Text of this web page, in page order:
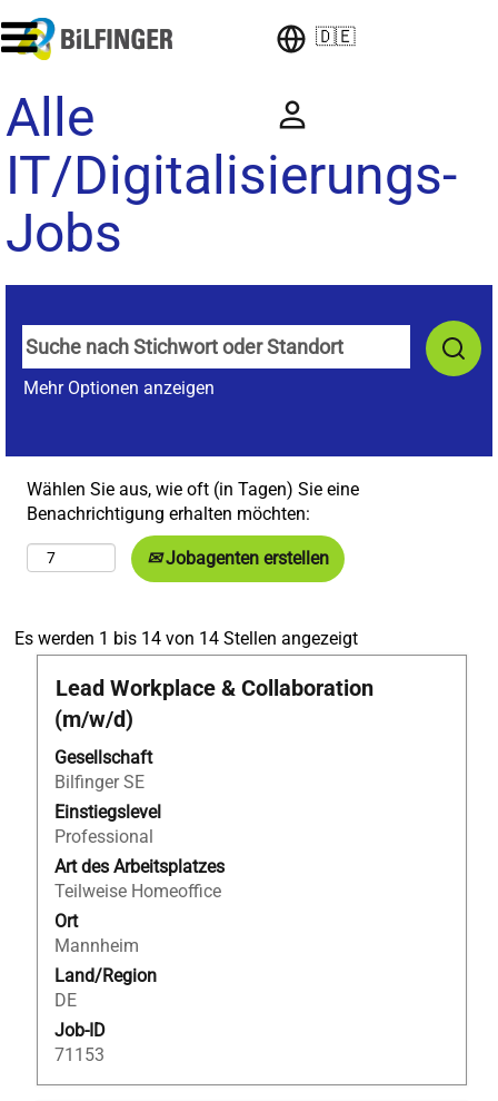
🇩🇪
Alle
IT/Digitalisierungs-
Jobs
Mehr Optionen anzeigen
Wählen Sie aus, wie oft (in Tagen) Sie eine
Benachrichtigung erhalten möchten:
Jobagenten erstellen
Es werden 1 bis 14 von 14 Stellen angezeigtSuchergebnisse
für
"".
Stellenbezeichnung
Lead Workplace & Collaboration
(m/w/d)
Gesellschaft
Bilfinger SE
Einstiegslevel
Professional
Art des Arbeitsplatzes
Teilweise Homeoffice
Ort
Mannheim
Land/Region
DE
Job-ID
71153
Drücken
Sie
die
Leertaste,
um
die
Stelleninformationen
vollständig
anzuzeigen.